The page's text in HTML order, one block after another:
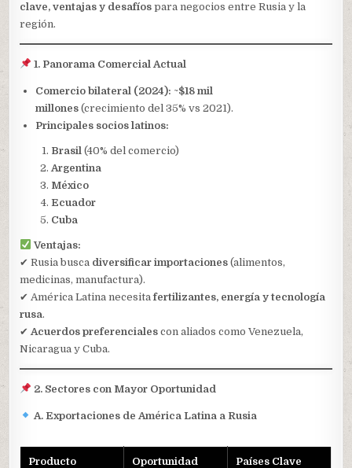
clave, ventajas y desafíos para negocios entre Rusia y la
región.
1. Panorama Comercial Actual
Comercio bilateral (2024): ~$18 mil
millones (crecimiento del 35% vs 2021).
Principales socios latinos:
Brasil (40% del comercio)
Argentina
México
Ecuador
Cuba
Ventajas:
✔ Rusia busca diversificar importaciones (alimentos,
medicinas, manufactura).
✔ América Latina necesitafertilizantes, energía y tecnología
rusa.
✔Acuerdos preferenciales con aliados como Venezuela,
Nicaragua y Cuba.
2. Sectores con Mayor Oportunidad
A. Exportaciones de América Latina a Rusia
Producto Oportunidad Países Clave